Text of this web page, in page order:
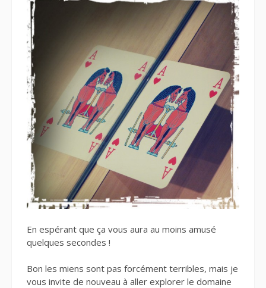
En espérant que ça vous aura au moins amusé
quelques secondes !
Bon les miens sont pas forcément terribles, mais je
vous invite de nouveau à aller explorer le domaine